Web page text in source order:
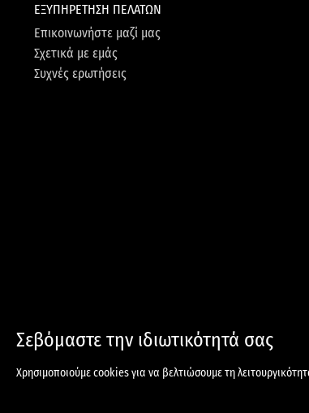
Σεβόμαστε την ιδιωτικότητά σας
Χρησιμοποιούμε cookies για να βελτιώσουμε τη
ΕΞΥΠΗΡΕΤΗΣΗ ΠΕΛΑΤΩΝ
Επικοινωνήστε μαζί μας
Σχετικά με εμάς
Συχνές ερωτήσεις
ΑΠΟΣΤΟΛΕΣ &